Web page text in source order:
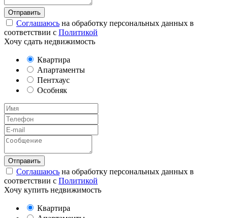
Соглашаюсь на обработку персональных данных в
соответствии с Политикой
Хочу сдать недвижимость
Квартира
Апартаменты
Пентхаус
Особняк
Соглашаюсь на обработку персональных данных в
соответствии с Политикой
Хочу купить недвижимость
Квартира